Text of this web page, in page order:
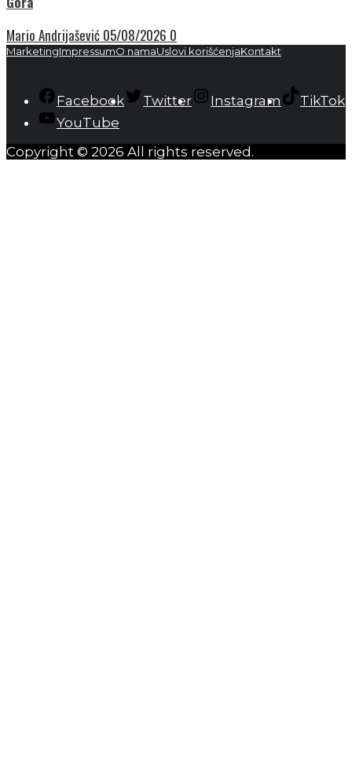
Mario Andrijašević 05/08/2026 0
MarketingImpressumO namaUslovi korišćenjaKontakt
Facebook Twitter Instagram
TikTok
YouTube
Copyright © 2026 All rights reserved.